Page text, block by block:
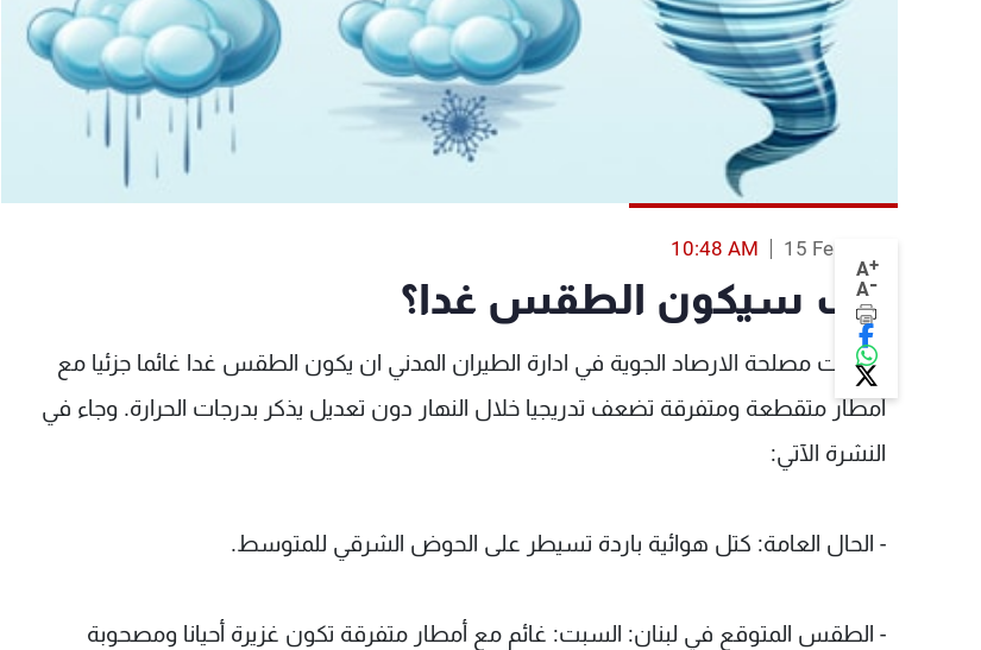
A+
A-
15 Feb 2014
10:48 AM
كيف سيكون الطقس غدا؟
توقعت مصلحة الارصاد الجوية في ادارة الطيران المدني ان يكون الطقس غدا غائما جزئيا مع
أمطار متقطعة ومتفرقة تضعف تدريجيا خلال النهار دون تعديل يذكر بدرجات الحرارة. وجاء في
النشرة الآتي:
- الحال العامة: كتل هوائية باردة تسيطر على الحوض الشرقي للمتوسط.
- الطقس المتوقع في لبنان: السبت: غائم مع أمطار متفرقة تكون غزيرة أحيانا ومصحوبة